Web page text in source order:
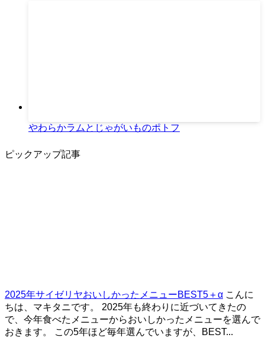
やわらかラムとじゃがいものポトフ
ピックアップ記事
2025年サイゼリヤおいしかったメニューBEST5＋α こんに
ちは、マキタニです。 2025年も終わりに近づいてきたの
で、今年食べたメニューからおいしかったメニューを選んで
おきます。 この5年ほど毎年選んでいますが、BEST...